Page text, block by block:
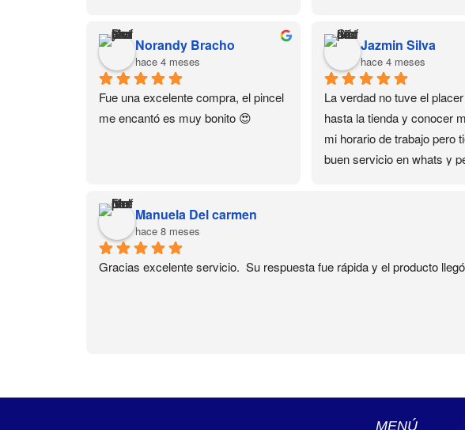
eso de lado, tienen de todo en
productos para uñas y sus cursos
también son buenos.
Norandy Bracho
hace 4 meses
Fue una excelente compra, el pincel
me encantó es muy bonito 😍
Jazmin Silva
hace 4 meses
La verdad no tuve el
hasta la tienda y conocer
mi horario de trabajo pero
buen servicio en whats y
Manuela Del carmen
hace 8 meses
Gracias excelente servicio.  Su respuesta fue rápida y el producto
MENÚ